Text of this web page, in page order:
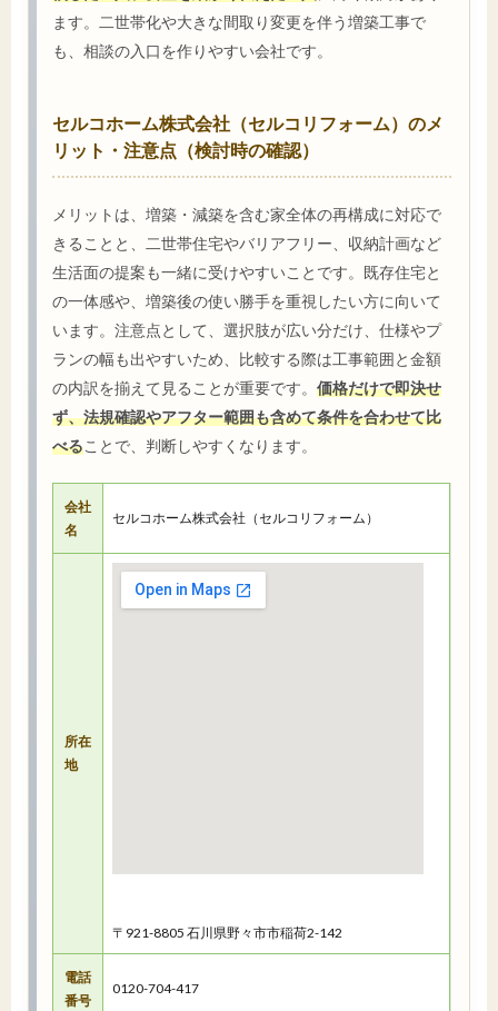
ます。二世帯化や大きな間取り変更を伴う増築工事で
も、相談の入口を作りやすい会社です。
セルコホーム株式会社（セルコリフォーム）のメ
リット・注意点（検討時の確認）
メリットは、増築・減築を含む家全体の再構成に対応で
きることと、二世帯住宅やバリアフリー、収納計画など
生活面の提案も一緒に受けやすいことです。既存住宅と
の一体感や、増築後の使い勝手を重視したい方に向いて
います。注意点として、選択肢が広い分だけ、仕様やプ
ランの幅も出やすいため、比較する際は工事範囲と金額
の内訳を揃えて見ることが重要です。 価格だけで即決せ
ず、法規確認やアフター範囲も含めて条件を合わせて比
べることで、判断しやすくなります。
会社
名
セルコホーム株式会社（セルコリフォーム）
所在
地
〒921-8805 石川県野々市市稲荷2-142
電話
番号
0120-704-417